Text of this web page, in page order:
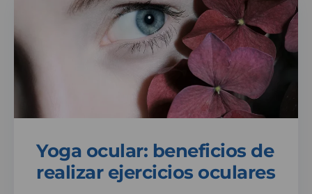
Yoga ocular: beneficios de
realizar ejercicios oculares